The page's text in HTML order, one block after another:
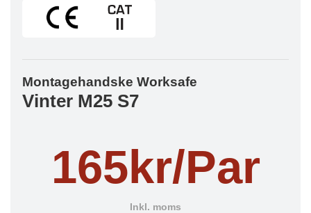
Montagehandske Worksafe
Vinter M25 S7
165kr/Par
Inkl. moms